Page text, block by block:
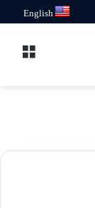
English